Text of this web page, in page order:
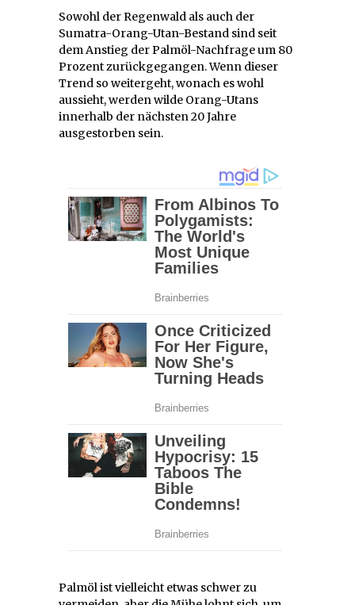
Sowohl der Regenwald als auch der
Sumatra-Orang-Utan-Bestand sind seit
dem Anstieg der Palmöl-Nachfrage um 80
Prozent zurückgegangen. Wenn dieser
Trend so weitergeht, wonach es wohl
aussieht, werden wilde Orang-Utans
innerhalb der nächsten 20 Jahre
ausgestorben sein.
Palmöl ist vielleicht etwas schwer zu